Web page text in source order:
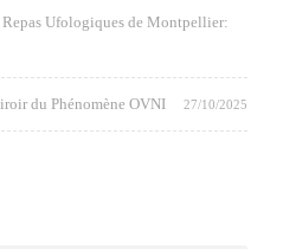
Ufologiques de Montpellier:
du Phénomène OVNI 27/10/2025